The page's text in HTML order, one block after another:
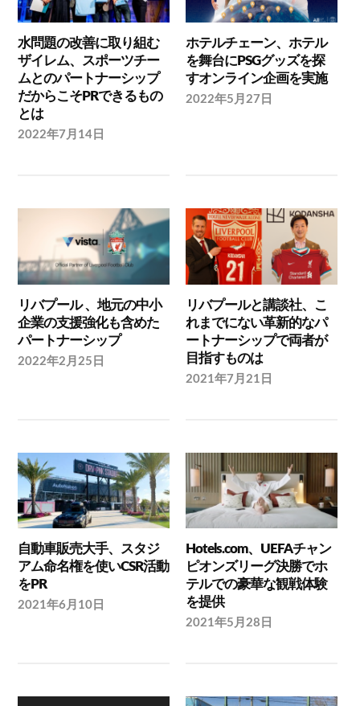
水問題の改善に取り組む
ザイレム、スポーツチー
ムとのパートナーシップ
だからこそPRできるもの
とは
2022年7月14日
ホテルチェーン、ホテル
を舞台にPSGグッズを探
すオンライン企画を実施
2022年5月27日
リバプール 、地元の中小
企業の支援強化も含めた
パートナーシップ
2022年2月25日
リバプールと講談社、こ
れまでにない革新的なパ
ートナーシップで両者が
目指すものは
2021年7月21日
自動車販売大手、スタジ
アム命名権を使いCSR活動
をPR
2021年6月10日
Hotels.com、UEFAチャン
ピオンズリーグ決勝でホ
テルでの豪華な観戦体験
を提供
2021年5月28日